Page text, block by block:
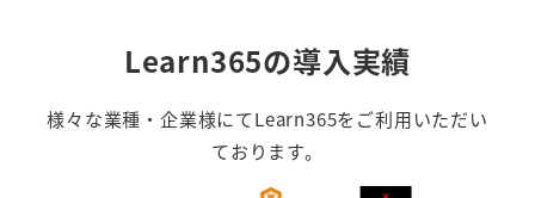
Learn365の導入実績
様々な業種・企業様にてLearn365をご利用いただい
ております。